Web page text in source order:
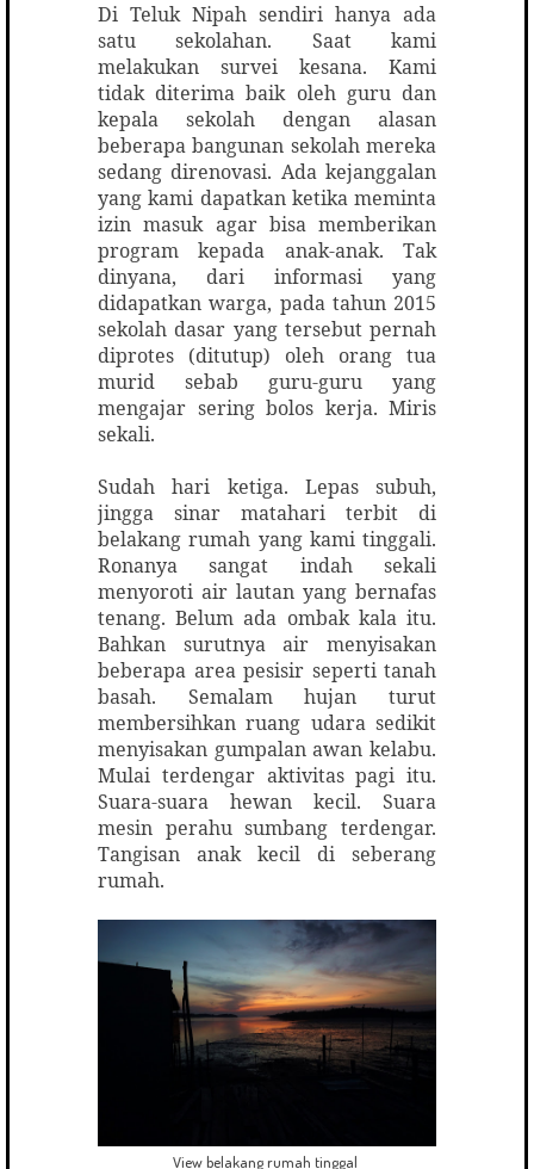
Di Teluk Nipah sendiri hanya ada
satu sekolahan. Saat kami
melakukan survei kesana. Kami
tidak diterima baik oleh guru dan
kepala sekolah dengan alasan
beberapa bangunan sekolah mereka
sedang direnovasi. Ada kejanggalan
yang kami dapatkan ketika meminta
izin masuk agar bisa memberikan
program kepada anak-anak. Tak
dinyana, dari informasi yang
didapatkan warga, pada tahun 2015
sekolah dasar yang tersebut pernah
diprotes (ditutup) oleh orang tua
murid sebab guru-guru yang
mengajar sering bolos kerja. Miris
sekali.
Sudah hari ketiga. Lepas subuh,
jingga sinar matahari terbit di
belakang rumah yang kami tinggali.
Ronanya sangat indah sekali
menyoroti air lautan yang bernafas
tenang. Belum ada ombak kala itu.
Bahkan surutnya air menyisakan
beberapa area pesisir seperti tanah
basah. Semalam hujan turut
membersihkan ruang udara sedikit
menyisakan gumpalan awan kelabu.
Mulai terdengar aktivitas pagi itu.
Suara-suara hewan kecil. Suara
mesin perahu sumbang terdengar.
Tangisan anak kecil di seberang
rumah.
View belakang rumah tinggal